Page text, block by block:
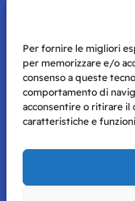
Per fornire le migliori
per memorizzare e/o
consenso a queste
comportamento di
acconsentire o ritirare il
caratteristiche e
Storie di Napoli è una